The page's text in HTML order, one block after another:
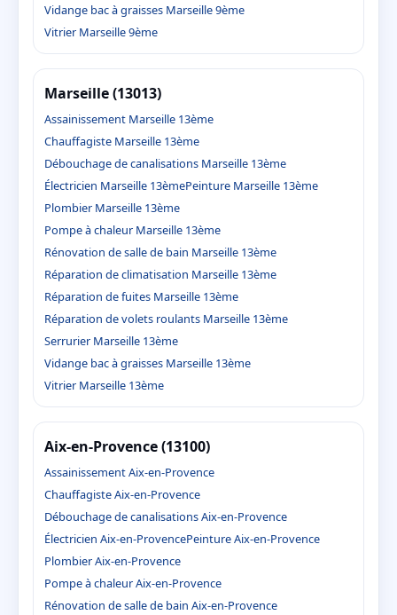
Vidange bac à graisses Marseille 9ème
Vitrier Marseille 9ème
Marseille (13013)
Assainissement Marseille 13ème
Chauffagiste Marseille 13ème
Débouchage de canalisations Marseille 13ème
Électricien Marseille 13èmePeinture Marseille 13ème
Plombier Marseille 13ème
Pompe à chaleur Marseille 13ème
Rénovation de salle de bain Marseille 13ème
Réparation de climatisation Marseille 13ème
Réparation de fuites Marseille 13ème
Réparation de volets roulants Marseille 13ème
Serrurier Marseille 13ème
Vidange bac à graisses Marseille 13ème
Vitrier Marseille 13ème
Aix-en-Provence (13100)
Assainissement Aix-en-Provence
Chauffagiste Aix-en-Provence
Débouchage de canalisations Aix-en-Provence
Électricien Aix-en-ProvencePeinture Aix-en-Provence
Plombier Aix-en-Provence
Pompe à chaleur Aix-en-Provence
Rénovation de salle de bain Aix-en-Provence